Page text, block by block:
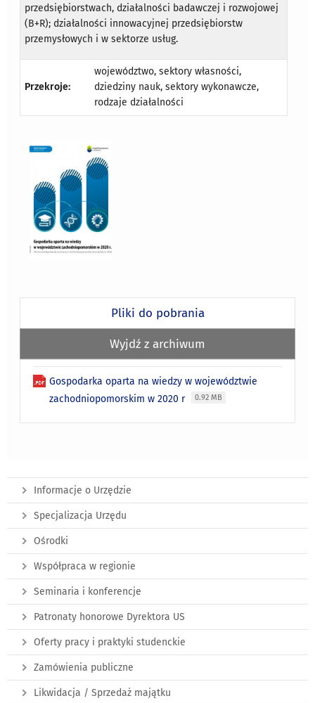
przedsiębiorstwach, działalności badawczej i rozwojowej
(B+R); działalności innowacyjnej przedsiębiorstw
przemysłowych i w sektorze usług.
Przekroje:
województwo, sektory własności,
dziedziny nauk, sektory wykonawcze,
rodzaje działalności
Pliki do pobrania
Wyjdź z archiwum
Gospodarka oparta na wiedzy w województwie
zachodniopomorskim w 2020 r
0.92 MB
Informacje o Urzędzie
Specjalizacja Urzędu
Ośrodki
Współpraca w regionie
Seminaria i konferencje
Patronaty honorowe Dyrektora US
Oferty pracy i praktyki studenckie
Zamówienia publiczne
Likwidacja / Sprzedaż majątku